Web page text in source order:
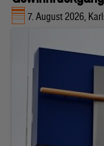
7. August 2026,